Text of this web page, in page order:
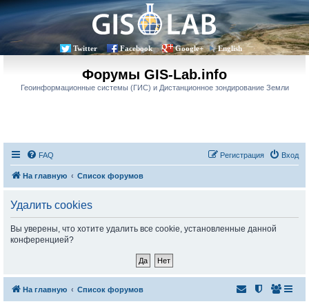
Twitter Facebook Google+ English
Форумы GIS-Lab.info
Геоинформационные системы (ГИС) и Дистанционное зондирование Земли
FAQ Вход
Регистрация
На главную Список форумов
Удалить cookies
Вы уверены, что хотите удалить все cookie, установленные данной
конференцией?
На главную Список форумов